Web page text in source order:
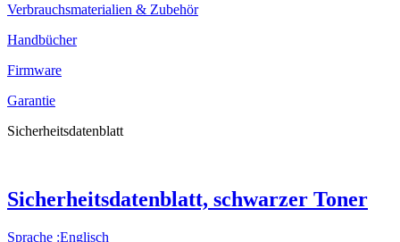
Verbrauchsmaterialien & Zubehör
Handbücher
Firmware
Garantie
Sicherheitsdatenblatt
Sicherheitsdatenblatt, schwarzer Toner
Sprache :Englisch